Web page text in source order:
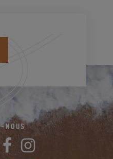
NOUS
Facebook
Instagram